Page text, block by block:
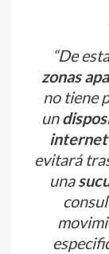
“De
zonas
no tiene
un
internet
evitará
una